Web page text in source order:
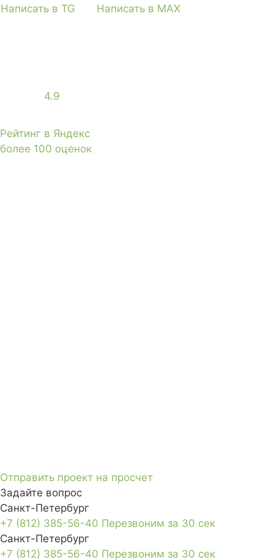
Написать в TG Написать в MAX
4.9
Рейтинг в Яндекс
более 100 оценок
Отправить проект на просчет
Задайте вопрос
Санкт-Петербург
+7 (812) 385-56-40 Перезвоним за 30 сек
Санкт-Петербург
+7 (812) 385-56-40 Перезвоним за 30 сек